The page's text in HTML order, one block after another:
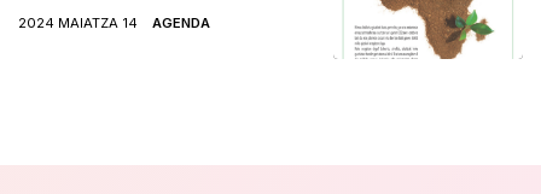
2024 MAIATZA 14 AGENDA